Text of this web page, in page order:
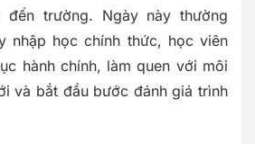
trường. Ngày này thường
nhập học chính thức, học viên
hành chính, làm quen với môi
và bắt đầu bước đánh giá trình